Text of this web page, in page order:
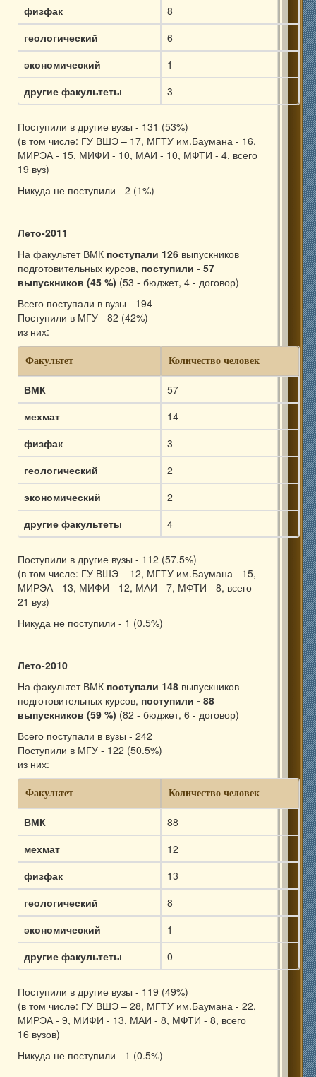
физфак
8
геологический
6
экономический
1
другие факультеты
3
Поступили в другие вузы - 131 (53%)
(в том числе: ГУ ВШЭ – 17, МГТУ им.Баумана - 16,
МИРЭА - 15, МИФИ - 10, МАИ - 10, МФТИ - 4, всего
19 вуз)
Никуда не поступили - 2 (1%)
Лето-2011
На факультет ВМК поступали 126 выпускников
подготовительных курсов, поступили - 57
выпускников (45 %) (53 - бюджет, 4 - договор)
Всего поступали в вузы - 194
Поступили в МГУ - 82 (42%)
из них:
Факультет Количество человек
ВМК
57
мехмат
14
физфак
3
геологический
2
экономический
2
другие факультеты
4
Поступили в другие вузы - 112 (57.5%)
(в том числе: ГУ ВШЭ – 12, МГТУ им.Баумана - 15,
МИРЭА - 13, МИФИ - 12, МАИ - 7, МФТИ - 8, всего
21 вуз)
Никуда не поступили - 1 (0.5%)
Лето-2010
На факультет ВМК поступали 148 выпускников
подготовительных курсов, поступили - 88
выпускников (59 %) (82 - бюджет, 6 - договор)
Всего поступали в вузы - 242
Поступили в МГУ - 122 (50.5%)
из них:
Факультет Количество человек
ВМК
88
мехмат
12
физфак
13
геологический
8
экономический
1
другие факультеты
0
Поступили в другие вузы - 119 (49%)
(в том числе: ГУ ВШЭ – 28, МГТУ им.Баумана - 22,
МИРЭА - 9, МИФИ - 13, МАИ - 8, МФТИ - 8, всего
16 вузов)
Никуда не поступили - 1 (0.5%)